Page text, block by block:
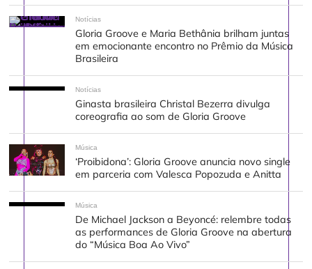
Notícias
Gloria Groove e Maria Bethânia brilham juntas
em emocionante encontro no Prêmio da Música
Brasileira
Notícias
Ginasta brasileira Christal Bezerra divulga
coreografia ao som de Gloria Groove
Música
‘Proibidona’: Gloria Groove anuncia novo single
em parceria com Valesca Popozuda e Anitta
Música
De Michael Jackson a Beyoncé: relembre todas
as performances de Gloria Groove na abertura
do “Música Boa Ao Vivo”